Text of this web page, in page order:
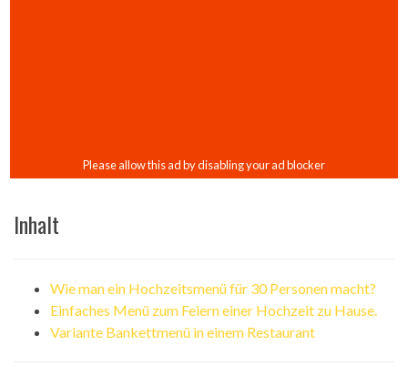
Inhalt
Wie man ein Hochzeitsmenü für 30 Personen macht?
Einfaches Menü zum Feiern einer Hochzeit zu Hause.
Variante Bankettmenü in einem Restaurant